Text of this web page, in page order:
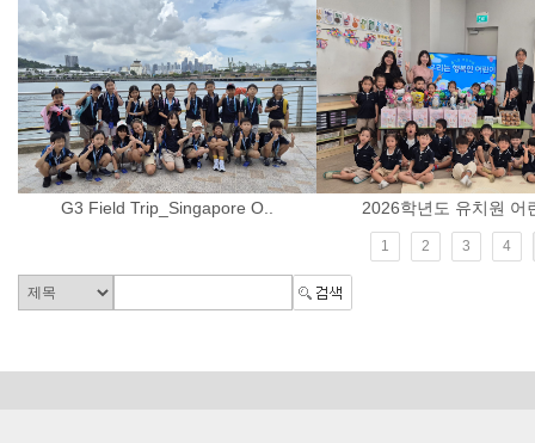
G3 Field Trip_Singapore O.. 2026학년도 유치원 어
1 2 3 4